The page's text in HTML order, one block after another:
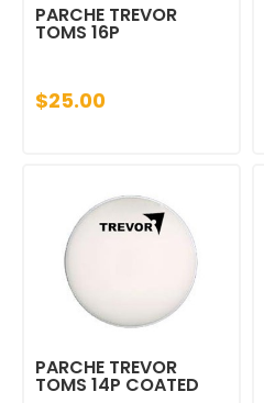
PARCHE TREVOR
TOMS 16P
$25.00
PARCHE TREVOR
TOMS 14P COATED